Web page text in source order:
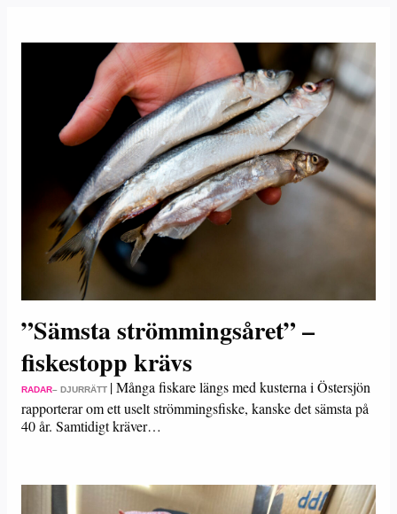
”Sämsta strömmingsåret” –
fiskestopp krävs
RADAR– DJURRÄTT |Många fiskare längs med kusterna i Östersjön
rapporterar om ett uselt strömmingsfiske, kanske det sämsta på
40 år. Samtidigt kräver…